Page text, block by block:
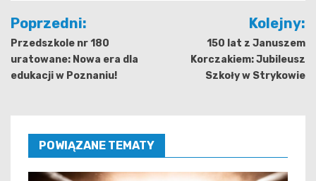
Nawigacja
wpisu
Poprzedni:
Przedszkole nr 180
uratowane: Nowa era dla
edukacji w Poznaniu!
Kolejny:
150 lat z Januszem
Korczakiem: Jubileusz
Szkoły w Strykowie
POWIĄZANE TEMATY